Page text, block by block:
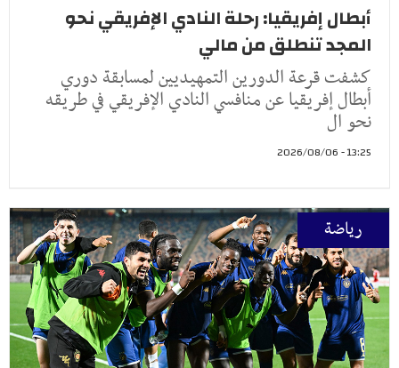
أبطال إفريقيا: رحلة النادي الإفريقي نحو
المجد تنطلق من مالي
كشفت قرعة الدورين التمهيديين لمسابقة دوري
أبطال إفريقيا عن منافسي النادي الإفريقي في طريقه
نحو ال
13:25 - 2026/08/06
رياضة